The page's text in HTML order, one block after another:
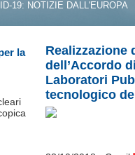
19: NOTIZIE DALL'EUROPA
Realizzazione
dell’Accordo
Laboratori
tecnologico
la